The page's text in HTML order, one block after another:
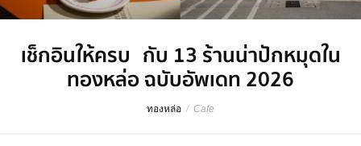
เช็กอินให้ครบ กับ 13 ร้านน่าปักหมุดใน
ทองหล่อ ฉบับอัพเดท 2026
ทองหล่อ / Cafe